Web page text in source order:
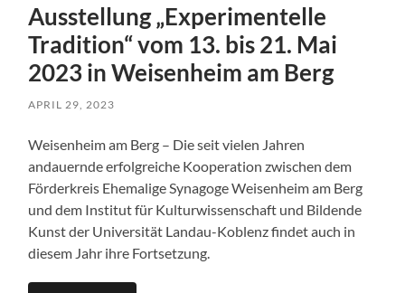
Ausstellung „Experimentelle
Tradition“ vom 13. bis 21. Mai
2023 in Weisenheim am Berg
APRIL 29, 2023
Weisenheim am Berg – Die seit vielen Jahren
andauernde erfolgreiche Kooperation zwischen dem
Förderkreis Ehemalige Synagoge Weisenheim am Berg
und dem Institut für Kulturwissenschaft und Bildende
Kunst der Universität Landau-Koblenz findet auch in
diesem Jahr ihre Fortsetzung.